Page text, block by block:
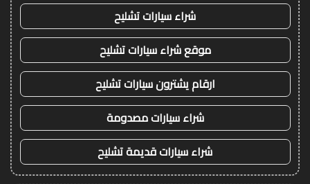
شراء سيارات تشليح
موقع شراء سيارات تشليح
ارقام يشترون سيارات تشليح
شراء سيارات مصدومة
شراء سيارات قديمة تشليح